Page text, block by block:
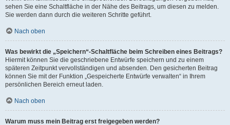
sehen Sie eine Schaltfläche in der Nähe des Beitrags, um diesen zu melden.
Sie werden dann durch die weiteren Schritte geführt.
Nach oben
Was bewirkt die „Speichern“-Schaltfläche beim Schreiben eines Beitrags?
Hiermit können Sie die geschriebene Entwürfe speichern und zu einem
späteren Zeitpunkt vervollständigen und absenden. Den gesicherten Beitrag
können Sie mit der Funktion „Gespeicherte Entwürfe verwalten“ in Ihrem
persönlichen Bereich erneut laden.
Nach oben
Warum muss mein Beitrag erst freigegeben werden?